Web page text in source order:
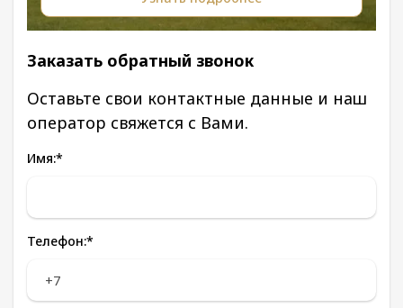
Заказать обратный звонок
Оставьте свои контактные данные и наш
оператор свяжется с Вами.
Имя:*
Телефон:*